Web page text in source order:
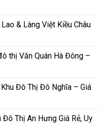
& Làng Việt Kiều Châu
thị Văn Quán Hà Đông –
Đô Thị Đô Nghĩa – Giá
Thị An Hưng Giá Rẻ, Uy